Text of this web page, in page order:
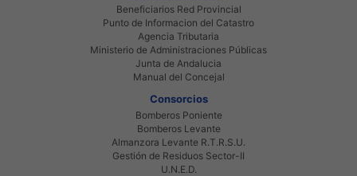
Beneficiarios Red Provincial
Punto de Informacion del Catastro
Agencia Tributaria
Ministerio de Administraciones Públicas
Junta de Andalucia
Manual del Concejal
Consorcios
Bomberos Poniente
Bomberos Levante
Almanzora Levante R.T.R.S.U.
Gestión de Residuos Sector-II
U.N.E.D.